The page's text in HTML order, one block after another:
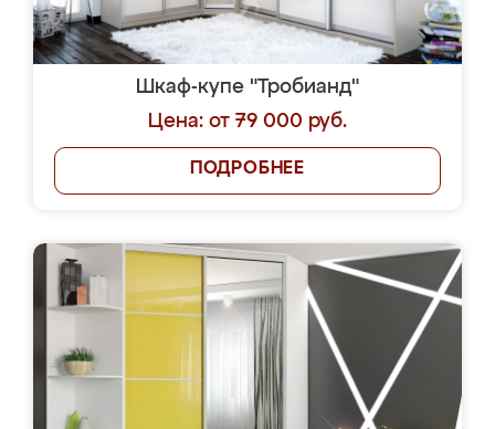
Шкаф-купе "Тробианд"
Цена: от 79 000 руб.
ПОДРОБНЕЕ